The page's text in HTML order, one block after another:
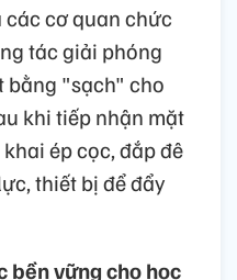
cơ quan chức
tác giải phóng
bằng "sạch" cho
khi tiếp nhận mặt
ép cọc, đắp đê
thiết bị để đẩy
bền vững cho học